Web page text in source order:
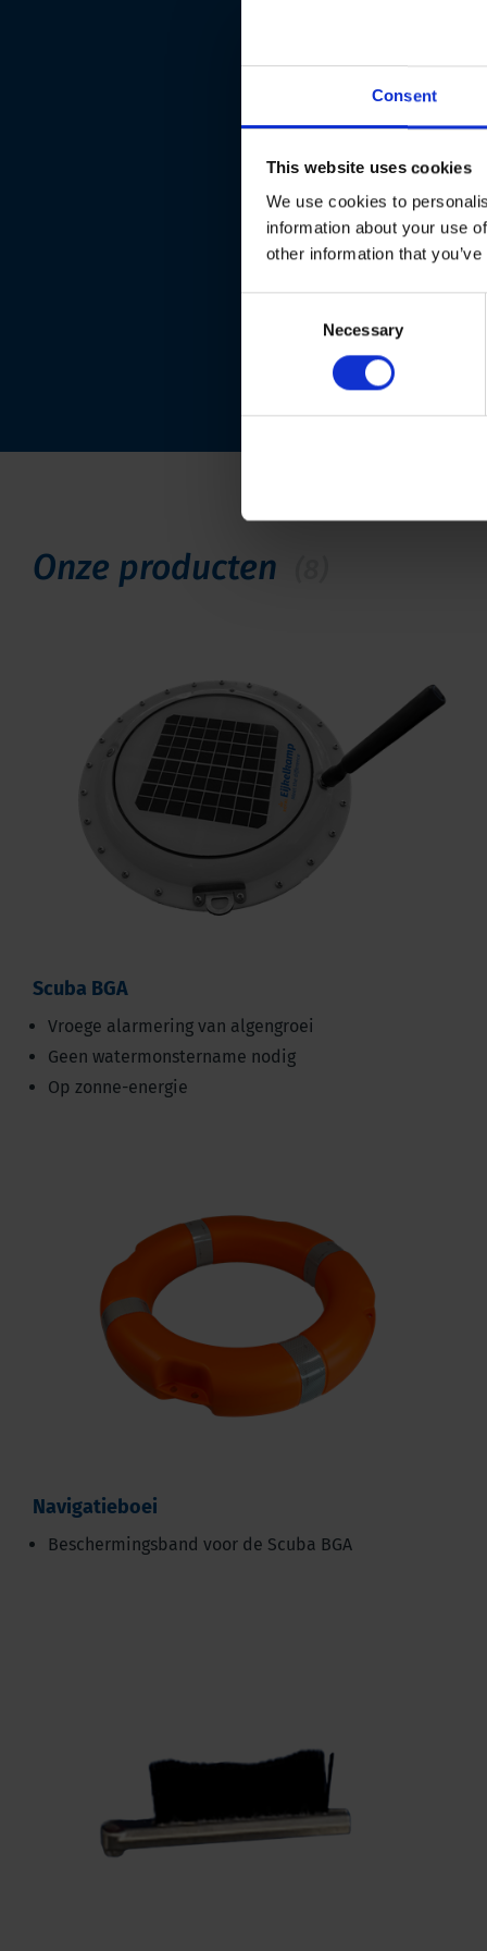
Consent
This website uses cookies
We use cookies to
information about your use
other information that
Necessary
Onze producten
Scuba BGA
Vroege alarmering van algengroei
Geen watermonstername nodig
Op zonne-energie
Navigatieboei
Beschermingsband voor de Scuba BGA